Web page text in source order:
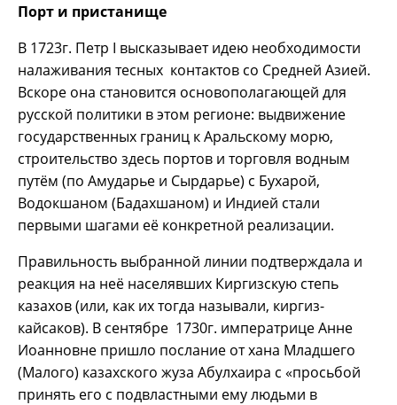
Порт и пристанище
В 1723г. Петр I высказывает идею необходимости
налаживания тесных контактов со Средней Азией.
Вскоре она становится основополагающей для
русской политики в этом регионе: выдвижение
государственных границ к Аральскому морю,
строительство здесь портов и торговля водным
путём (по Амударье и Сырдарье) с Бухарой,
Водокшаном (Бадахшаном) и Индией стали
первыми шагами её конкретной реализации.
Правильность выбранной линии подтверждала и
реакция на неё населявших Киргизскую степь
казахов (или, как их тогда называли, киргиз-
кайсаков). В сентябре 1730г. императрице Анне
Иоанновне пришло послание от хана Младшего
(Малого) казахского жуза Абулхаира с «просьбой
принять его с подвластными ему людьми в